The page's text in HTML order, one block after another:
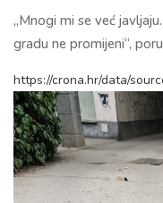
„Mnogi mi se već
gradu ne promijeni“,
https://crona.hr/data/